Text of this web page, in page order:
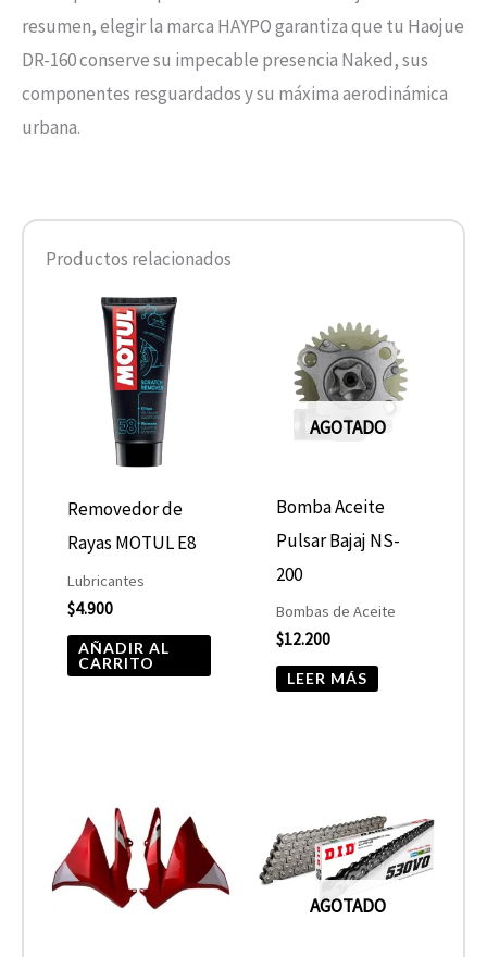
resumen, elegir la marca HAYPO garantiza que tu Haojue
DR-160 conserve su impecable presencia Naked, sus
componentes resguardados y su máxima aerodinámica
urbana.
Productos relacionados
Removedor de
Rayas MOTUL E8
Lubricantes
$4.900
AÑADIR AL
CARRITO
AGOTADO
Bomba Aceite
Pulsar Bajaj NS-
200
Bombas de Aceite
$12.200
LEER MÁS
AGOTADO